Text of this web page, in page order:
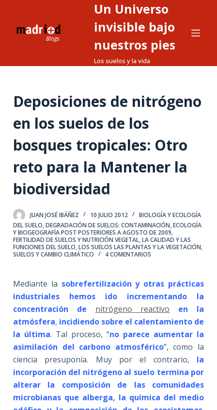
o
n
n
o
Un Universo
invisible bajo
nuestros pies
Los suelos y la vida
Deposiciones de nitrógeno
en los suelos de los
bosques tropicales: Otro
reto para la Mantener la
biodiversidad
JUAN JOSÉ IBÁÑEZ 10 JULIO 2012
BIOLOGÍA Y ECOLOGÍA
DEL SUELO,DEGRADACIÓN DE SUELOS: CONTAMINACIÓN,ECOLOGÍA
Y BIOGEOGRAFÍA POST POSTERIORES A AGOSTO DE 2009,
FERTILIDAD DE SUELOS Y NUTRICIÓN VEGETAL,LA CALIDAD Y LAS
FUNCIONES DEL SUELO,LOS SUELOS LAS PLANTAS Y LA VEGETACIÓN,
SUELOS Y CAMBIO CLIMÁTICO
4 COMENTARIOS
Mediante la sobrefertilización y otras prácticas
industriales hemos ido incrementando la
concentración de
nitrógeno reactivo
en la
atmósfera, incidiendo sobre el calentamiento de
la última. Tal proceso, “no parece aumentar la
asimilación del carbono atmosférico”, como la
ciencia presuponía. Muy por el contrario, la
incorporación del nitrógeno al suelo termina por
alterar la composición de las comunidades
microbianas que alberga, la química del medio